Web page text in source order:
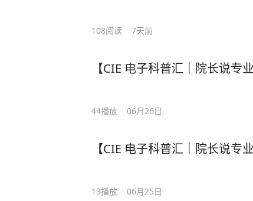
108阅读 7天前
【CIE 电子科普汇｜院长说专
44播放 06月26日
【CIE 电子科普汇｜院长说专
13播放 06月25日